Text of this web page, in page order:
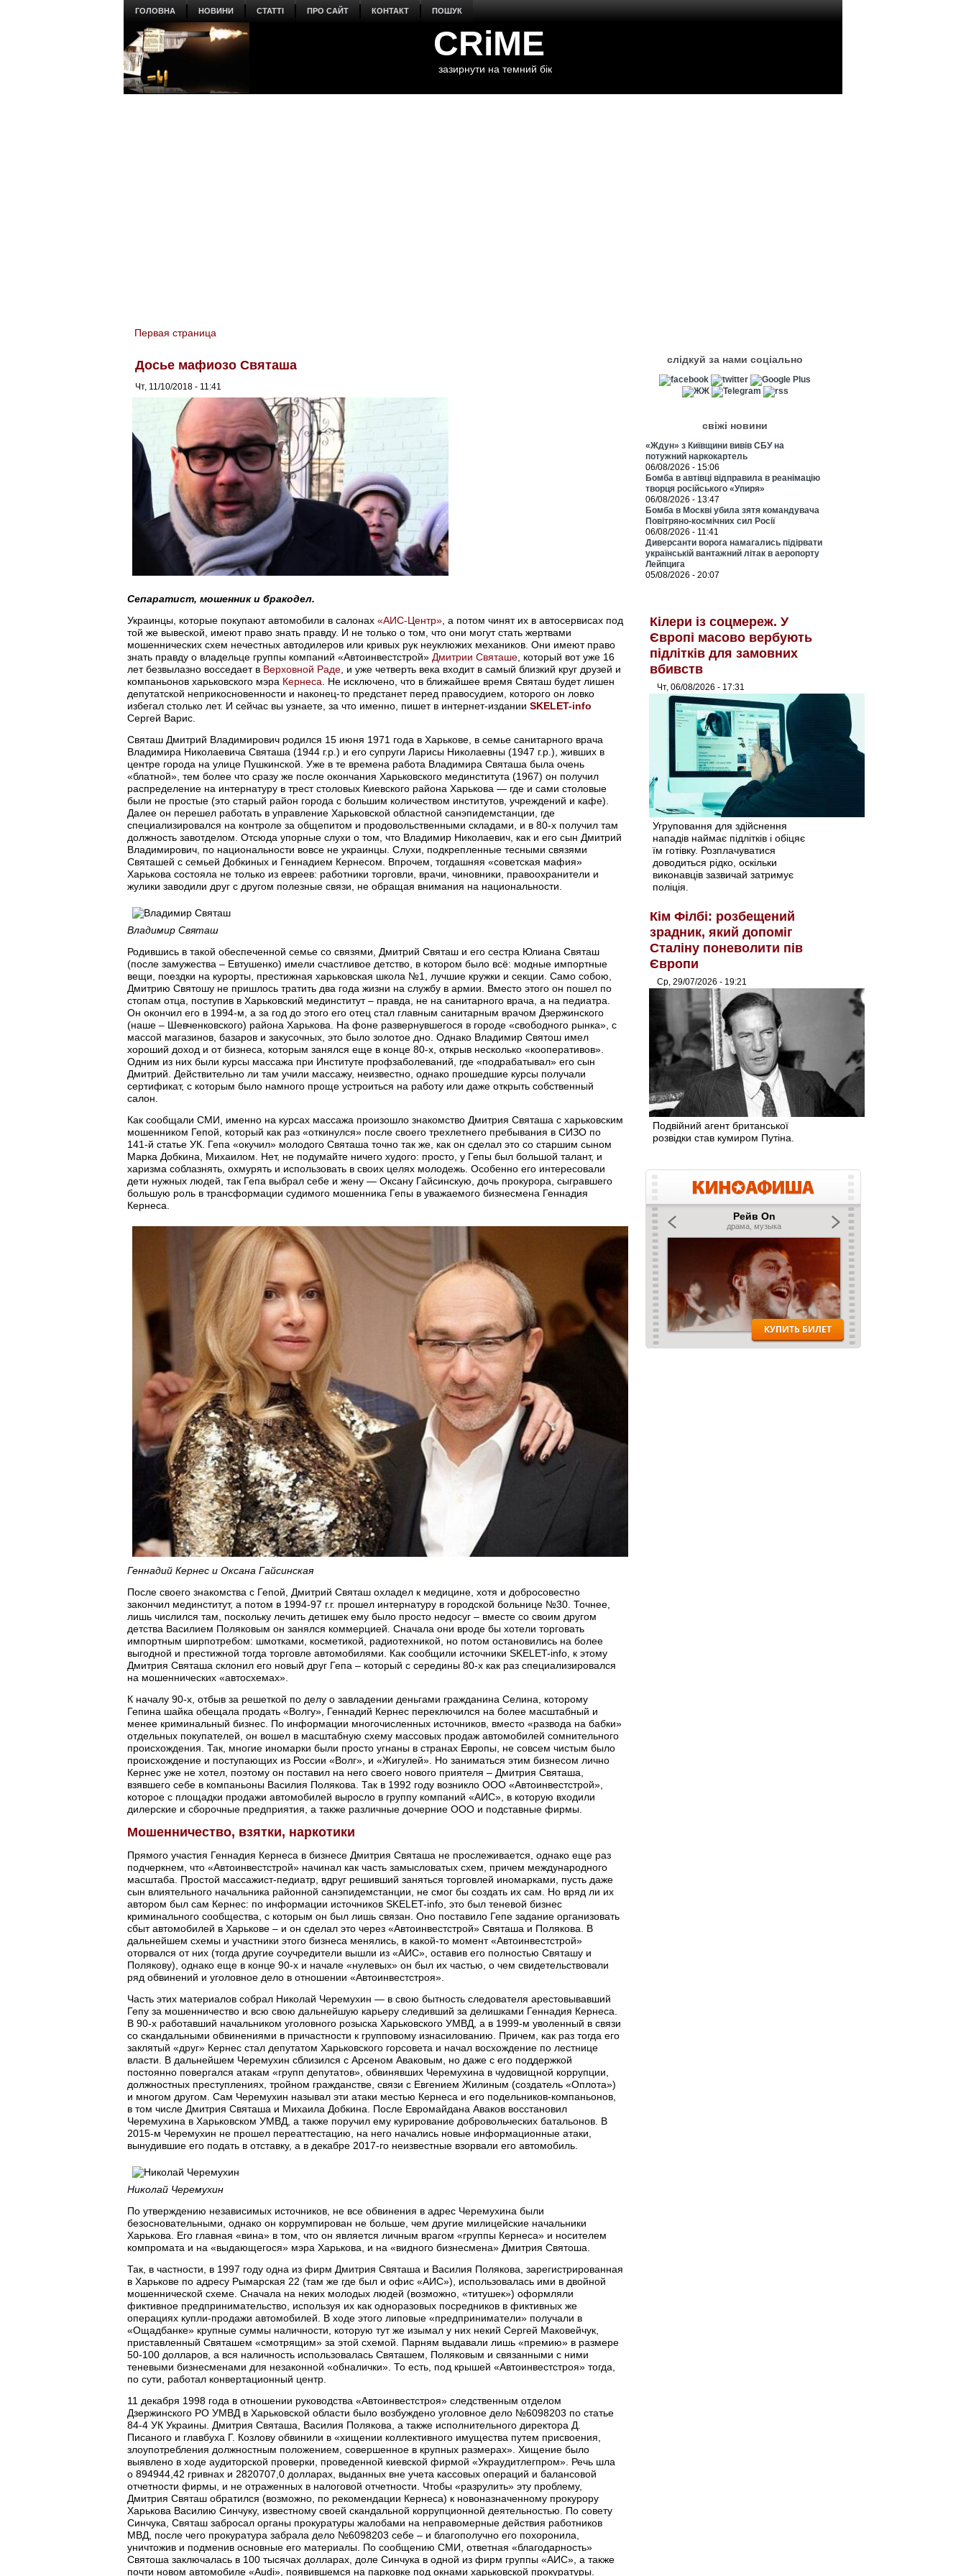
ГОЛОВНА НОВИНИ СТАТТІ ПРО САЙТ КОНТАКТ ПОШУК
CRiME
зазирнути на темний бік
You are here
Первая страница
Досье мафиозо Святаша
Чт, 11/10/2018 - 11:41
Сепаратист, мошенник и бракодел.
Украинцы, которые покупают автомобили в салонах «АИС-Центр» , а потом чинят их в автосервисах под
той же вывеской, имеют право знать правду. И не только о том, что они могут стать жертвами
мошеннических схем нечестных автодилеров или кривых рук неуклюжих механиков. Они имеют право
знать правду о владельце группы компаний «Автоинвестстрой» Дмитрии Святаше , который вот уже 16
лет безвылазно восседает в Верховной Раде , и уже четверть века входит в самый близкий круг друзей и
компаньонов харьковского мэра Кернеса . Не исключено, что в ближайшее время Святаш будет лишен
депутатской неприкосновенности и наконец-то предстанет перед правосудием, которого он ловко
избегал столько лет. И сейчас вы узнаете, за что именно, пишет в интернет-издании SKELET-info
Сергей Варис.
Святаш Дмитрий Владимирович родился 15 июня 1971 года в Харькове, в семье санитарного врача
Владимира Николаевича Святаша (1944 г.р.) и его супруги Ларисы Николаевны (1947 г.р.), живших в
центре города на улице Пушкинской. Уже в те времена работа Владимира Святаша была очень
«блатной», тем более что сразу же после окончания Харьковского мединститута (1967) он получил
распределение на интернатуру в трест столовых Киевского района Харькова — где и сами столовые
были не простые (это старый район города с большим количеством институтов, учреждений и кафе).
Далее он перешел работать в управление Харьковской областной санэпидемстанции, где
специализировался на контроле за общепитом и продовольственными складами, и в 80-х получил там
должность завотделом. Отсюда упорные слухи о том, что Владимир Николаевич, как и его сын Дмитрий
Владимирович, по национальности вовсе не украинцы. Слухи, подкрепленные тесными связями
Святашей с семьей Добкиных и Геннадием Кернесом. Впрочем, тогдашняя «советская мафия»
Харькова состояла не только из евреев: работники торговли, врачи, чиновники, правоохранители и
жулики заводили друг с другом полезные связи, не обращая внимания на национальности.
Владимир Святаш
Родившись в такой обеспеченной семье со связями, Дмитрий Святаш и его сестра Юлиана Святаш
(после замужества – Евтушенко) имели счастливое детство, в котором было всё: модные импортные
вещи, поездки на курорты, престижная харьковская школа №1, лучшие кружки и секции. Само собою,
Дмитрию Святошу не пришлось тратить два года жизни на службу в армии. Вместо этого он пошел по
стопам отца, поступив в Харьковский мединститут – правда, не на санитарного врача, а на педиатра.
Он окончил его в 1994-м, а за год до этого его отец стал главным санитарным врачом Дзержинского
(наше – Шевченковского) района Харькова. На фоне развернувшегося в городе «свободного рынка», с
массой магазинов, базаров и закусочных, это было золотое дно. Однако Владимир Святош имел
хороший доход и от бизнеса, которым занялся еще в конце 80-х, открыв несколько «кооперативов».
Одним из них были курсы массажа при Институте профзаболеваний, где «подрабатывал» его сын
Дмитрий. Действительно ли там учили массажу, неизвестно, однако прошедшие курсы получали
сертификат, с которым было намного проще устроиться на работу или даже открыть собственный
салон.
Как сообщали СМИ, именно на курсах массажа произошло знакомство Дмитрия Святаша с харьковским
мошенником Гепой, который как раз «откинулся» после своего трехлетнего пребывания в СИЗО по
141-й статье УК. Гепа «окучил» молодого Святаша точно так же, как он сделал это со старшим сыном
Марка Добкина, Михаилом. Нет, не подумайте ничего худого: просто, у Гепы был большой талант, и
харизма соблазнять, охмурять и использовать в своих целях молодежь. Особенно его интересовали
дети нужных людей, так Гепа выбрал себе и жену — Оксану Гайсинскую, дочь прокурора, сыгравшего
большую роль в трансформации судимого мошенника Гепы в уважаемого бизнесмена Геннадия
Кернеса.
Геннадий Кернес и Оксана Гайсинская
После своего знакомства с Гепой, Дмитрий Святаш охладел к медицине, хотя и добросовестно
закончил мединститут, а потом в 1994-97 г.г. прошел интернатуру в городской больнице №30. Точнее,
лишь числился там, поскольку лечить детишек ему было просто недосуг – вместе со своим другом
детства Василием Поляковым он занялся коммерцией. Сначала они вроде бы хотели торговать
импортным ширпотребом: шмотками, косметикой, радиотехникой, но потом остановились на более
выгодной и престижной тогда торговле автомобилями. Как сообщили источники SKELET-info, к этому
Дмитрия Святаша склонил его новый друг Гепа – который с середины 80-х как раз специализировался
на мошеннических «автосхемах».
К началу 90-х, отбыв за решеткой по делу о завладении деньгами гражданина Селина, которому
Гепина шайка обещала продать «Волгу», Геннадий Кернес переключился на более масштабный и
менее криминальный бизнес. По информации многочисленных источников, вместо «развода на бабки»
отдельных покупателей, он вошел в масштабную схему массовых продаж автомобилей сомнительного
происхождения. Так, многие иномарки были просто угнаны в странах Европы, не совсем чистым было
происхождение и поступающих из России «Волг», и «Жигулей». Но заниматься этим бизнесом лично
Кернес уже не хотел, поэтому он поставил на него своего нового приятеля – Дмитрия Святаша,
взявшего себе в компаньоны Василия Полякова. Так в 1992 году возникло ООО «Автоинвестстрой»,
которое с площадки продажи автомобилей выросло в группу компаний «АИС», в которую входили
дилерские и сборочные предприятия, а также различные дочерние ООО и подставные фирмы.
Мошенничество, взятки, наркотики
Прямого участия Геннадия Кернеса в бизнесе Дмитрия Святаша не прослеживается, однако еще раз
подчеркнем, что «Автоинвестстрой» начинал как часть замысловатых схем, причем международного
масштаба. Простой массажист-педиатр, вдруг решивший заняться торговлей иномарками, пусть даже
сын влиятельного начальника районной санэпидемстанции, не смог бы создать их сам. Но вряд ли их
автором был сам Кернес: по информации источников SKELET-info, это был теневой бизнес
криминального сообщества, с которым он был лишь связан. Оно поставило Гепе задание организовать
сбыт автомобилей в Харькове – и он сделал это через «Автоинвестстрой» Святаша и Полякова. В
дальнейшем схемы и участники этого бизнеса менялись, в какой-то момент «Автоинвестстрой»
оторвался от них (тогда другие соучредители вышли из «АИС», оставив его полностью Святашу и
Полякову), однако еще в конце 90-х и начале «нулевых» он был их частью, о чем свидетельствовали
ряд обвинений и уголовное дело в отношении «Автоинвестстроя».
Часть этих материалов собрал Николай Черемухин — в свою бытность следователя арестовывавший
Гепу за мошенничество и всю свою дальнейшую карьеру следивший за делишками Геннадия Кернеса.
В 90-х работавший начальником уголовного розыска Харьковского УМВД, а в 1999-м уволенный в связи
со скандальными обвинениями в причастности к групповому изнасилованию. Причем, как раз тогда его
заклятый «друг» Кернес стал депутатом Харьковского горсовета и начал восхождение по лестнице
власти. В дальнейшем Черемухин сблизился с Арсеном Аваковым, но даже с его поддержкой
постоянно повергался атакам «групп депутатов», обвинявших Черемухина в чудовищной коррупции,
должностных преступлениях, тройном гражданстве, связи с Евгением Жилиным (создатель «Оплота»)
и многом другом. Сам Черемухин называл эти атаки местью Кернеса и его подельников-компаньонов,
в том числе Дмитрия Святаша и Михаила Добкина. После Евромайдана Аваков восстановил
Черемухина в Харьковском УМВД, а также поручил ему курирование добровольческих батальонов. В
2015-м Черемухин не прошел переаттестацию, на него начались новые информационные атаки,
вынудившие его подать в отставку, а в декабре 2017-го неизвестные взорвали его автомобиль.
Николай Черемухин
По утверждению независимых источников, не все обвинения в адрес Черемухина были
безосновательными, однако он коррумпирован не больше, чем другие милицейские начальники
Харькова. Его главная «вина» в том, что он является личным врагом «группы Кернеса» и носителем
компромата и на «выдающегося» мэра Харькова, и на «видного бизнесмена» Дмитрия Святоша.
Так, в частности, в 1997 году одна из фирм Дмитрия Святаша и Василия Полякова, зарегистрированная
в Харькове по адресу Рымарская 22 (там же где был и офис «АИС»), использовалась ими в двойной
мошеннической схеме. Сначала на неких молодых людей (возможно, «титушек») оформляли
фиктивное предпринимательство, используя их как одноразовых посредников в фиктивных же
операциях купли-продажи автомобилей. В ходе этого липовые «предприниматели» получали в
«Ощадбанке» крупные суммы наличности, которую тут же изымал у них некий Сергей Маковейчук,
приставленный Святашем «смотрящим» за этой схемой. Парням выдавали лишь «премию» в размере
50-100 долларов, а вся наличность использовалась Святашем, Поляковым и связанными с ними
теневыми бизнесменами для незаконной «обналички». То есть, под крышей «Автоинвестстроя» тогда,
по сути, работал конвертационный центр.
11 декабря 1998 года в отношении руководства «Автоинвестстроя» следственным отделом
Дзержинского РО УМВД в Харьковской области было возбуждено уголовное дело №6098203 по статье
84-4 УК Украины. Дмитрия Святаша, Василия Полякова, а также исполнительного директора Д.
Писаного и главбуха Г. Козлову обвинили в «хищении коллективного имущества путем присвоения,
злоупотребления должностным положением, совершенное в крупных размерах». Хищение было
выявлено в ходе аудиторской проверки, проведенной киевской фирмой «Украудитлегпром». Речь шла
о 894944,42 гривнах и 2820707,0 долларах, выданных вне учета кассовых операций и балансовой
отчетности фирмы, и не отраженных в налоговой отчетности. Чтобы «разрулить» эту проблему,
Дмитрия Святаш обратился (возможно, по рекомендации Кернеса) к новоназначенному прокурору
Харькова Василию Синчуку, известному своей скандальной коррупционной деятельностью. По совету
Синчука, Святаш забросал органы прокуратуры жалобами на неправомерные действия работников
МВД, после чего прокуратура забрала дело №6098203 себе – и благополучно его похоронила,
уничтожив и подменив основные его материалы. По сообщению СМИ, ответная «благодарность»
Святоша заключалась в 100 тысячах долларах, доле Синчука в одной из фирм группы «АИС», а также
почти новом автомобиле «Audi», появившемся на парковке под окнами харьковской прокуратуры.
слідкуй за нами соціально
свіжі новини
«Ждун» з Київщини вивів СБУ на
потужний наркокартель
06/08/2026 - 15:06
Бомба в автівці відправила в реанімацію
творця російського «Упиря»
06/08/2026 - 13:47
Бомба в Москві убила зятя командувача
Повітряно-космічних сил Росії
06/08/2026 - 11:41
Диверсанти ворога намагались підірвати
українській вантажний літак в аеропорту
Лейпцига
05/08/2026 - 20:07
Кілери із соцмереж. У
Європі масово вербують
підлітків для замовних
вбивств
Чт, 06/08/2026 - 17:31
Угруповання для здійснення
нападів наймає підлітків і обіцяє
їм готівку. Розплачуватися
доводиться рідко, оскільки
виконавців зазвичай затримує
поліція.
Кім Філбі: розбещений
зрадник, який допоміг
Сталіну поневолити пів
Європи
Ср, 29/07/2026 - 19:21
Подвійний агент британської
розвідки став кумиром Путіна.